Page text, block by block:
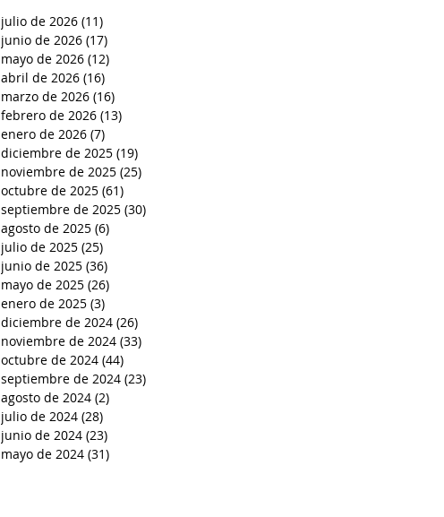
julio de 2026 (11)
junio de 2026 (17)
mayo de 2026 (12)
abril de 2026 (16)
marzo de 2026 (16)
febrero de 2026 (13)
enero de 2026 (7)
diciembre de 2025 (19)
noviembre de 2025 (25)
octubre de 2025 (61)
septiembre de 2025 (30)
agosto de 2025 (6)
julio de 2025 (25)
junio de 2025 (36)
mayo de 2025 (26)
enero de 2025 (3)
diciembre de 2024 (26)
noviembre de 2024 (33)
octubre de 2024 (44)
septiembre de 2024 (23)
agosto de 2024 (2)
julio de 2024 (28)
junio de 2024 (23)
mayo de 2024 (31)